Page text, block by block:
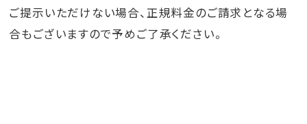
ご提示いただけない場合、正規料金のご請求となる場
合もございますので予めご了承ください。